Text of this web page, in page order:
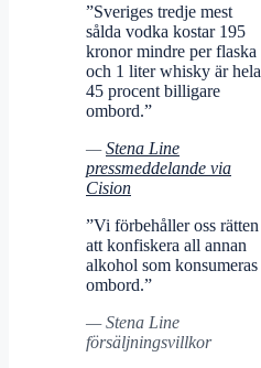
”Sveriges tredje mest
sålda vodka kostar 195
kronor mindre per flaska
och 1 liter whisky är hela
45 procent billigare
ombord.”
—Stena Line
pressmeddelande via
Cision
”Vi förbehåller oss rätten
att konfiskera all annan
alkohol som konsumeras
ombord.”
— Stena Line
försäljningsvillkor